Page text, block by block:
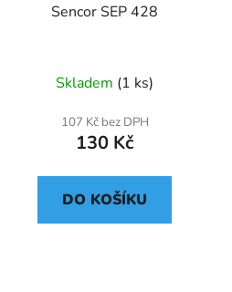
Sencor SEP 428
Skladem (1 ks)
107 Kč bez DPH
130 Kč
DO KOŠÍKU